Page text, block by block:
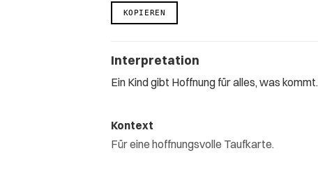
KOPIEREN
Interpretation
Ein Kind gibt Hoffnung für alles, was kommt.
Kontext
Für eine hoffnungsvolle Taufkarte.